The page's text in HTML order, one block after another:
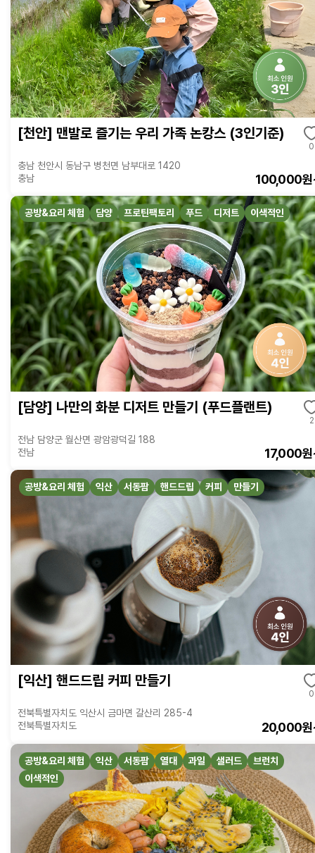
[천안] 맨발로 즐기는 우리 가족 논캉스 (3인기준)
0
충남 천안시 동남구 병천면 남부대로 1420
충남
100,000
공방&요리 체험 담양 프로틴팩토리 푸드 디저트 이색적인
[담양] 나만의 화분 디저트 만들기 (푸드플랜트)
2
전남 담양군 월산면 광암광덕길 188
전남
17,000
공방&요리 체험 익산 서동팜 핸드드립 커피 만들기
[익산] 핸드드립 커피 만들기
0
전북특별자치도 익산시 금마면 갈산리 285-4
전북특별자치도
20,000
공방&요리 체험 익산 서동팜 열대 과일 샐러드
브런치
이색적인